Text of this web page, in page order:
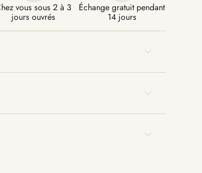
vous sous 2 à 3
jours ouvrés
Échange gratuit pendant
14 jours